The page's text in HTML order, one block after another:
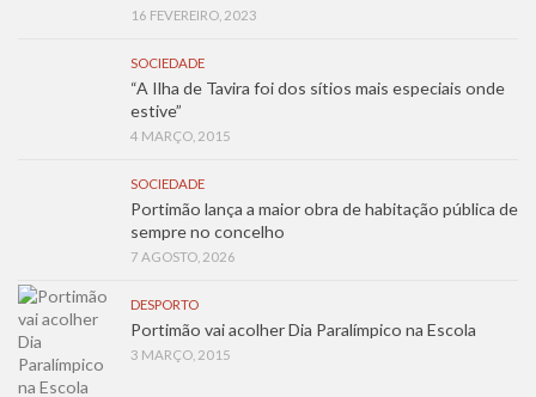
16 FEVEREIRO, 2023
SOCIEDADE
“A Ilha de Tavira foi dos sítios mais especiais onde
estive”
4 MARÇO, 2015
SOCIEDADE
Portimão lança a maior obra de habitação pública de
sempre no concelho
7 AGOSTO, 2026
DESPORTO
Portimão vai acolher Dia Paralímpico na Escola
3 MARÇO, 2015